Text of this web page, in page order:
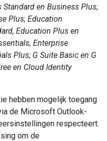
Standard en Business Plus;
Plus; Education
Education Plus en
Enterprise
Plus; G Suite Basic en G
en Cloud Identity
hebben mogelijk toegang
de Microsoft Outlook-
respecteert.
om de